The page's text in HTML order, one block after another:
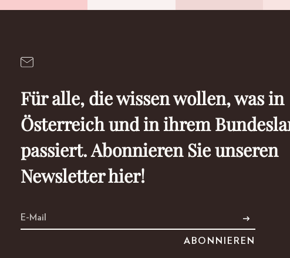
Für alle, die wissen wollen, was in
Österreich und in ihrem
passiert. Abonnieren Sie unseren
Newsletter hier!